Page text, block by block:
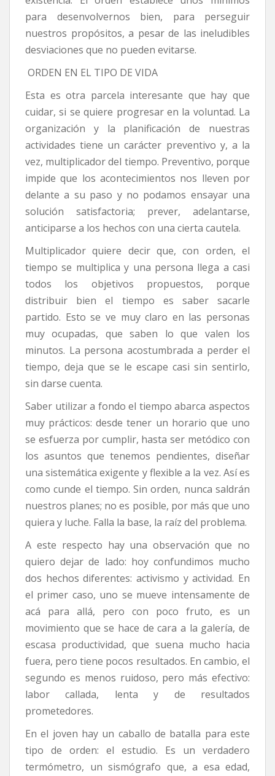
para desenvolvernos bien, para perseguir
nuestros propósitos, a pesar de las ineludibles
desviaciones que no pueden evitarse.
ORDEN EN EL TIPO DE VIDA
Esta es otra parcela interesante que hay que
cuidar, si se quiere progresar en la voluntad. La
organización y la planificación de nuestras
actividades tiene un carácter preventivo y, a la
vez, multiplicador del tiempo. Preventivo, porque
impide que los acontecimientos nos lleven por
delante a su paso y no podamos ensayar una
solución satisfactoria; prever, adelantarse,
anticiparse a los hechos con una cierta cautela.
Multiplicador quiere decir que, con orden, el
tiempo se multiplica y una persona llega a casi
todos los objetivos propuestos, porque
distribuir bien el tiempo es saber sacarle
partido. Esto se ve muy claro en las personas
muy ocupadas, que saben lo que valen los
minutos. La persona acostumbrada a perder el
tiempo, deja que se le escape casi sin sentirlo,
sin darse cuenta.
Saber utilizar a fondo el tiempo abarca aspectos
muy prácticos: desde tener un horario que uno
se esfuerza por cumplir, hasta ser metódico con
los asuntos que tenemos pendientes, diseñar
una sistemática exigente y flexible a la vez. Así es
como cunde el tiempo. Sin orden, nunca saldrán
nuestros planes; no es posible, por más que uno
quiera y luche. Falla la base, la raíz del problema.
A este respecto hay una observación que no
quiero dejar de lado: hoy confundimos mucho
dos hechos diferentes: activismo y actividad. En
el primer caso, uno se mueve intensamente de
acá para allá, pero con poco fruto, es un
movimiento que se hace de cara a la galería, de
escasa productividad, que suena mucho hacia
fuera, pero tiene pocos resultados. En cambio, el
segundo es menos ruidoso, pero más efectivo:
labor callada, lenta y de resultados
prometedores.
En el joven hay un caballo de batalla para este
tipo de orden: el estudio. Es un verdadero
termómetro, un sismógrafo que, a esa edad,